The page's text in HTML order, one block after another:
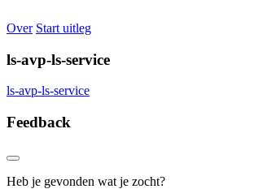
Over Start uitleg
ls-avp-ls-service
ls-avp-ls-service
Feedback
Heb je gevonden wat je zocht?